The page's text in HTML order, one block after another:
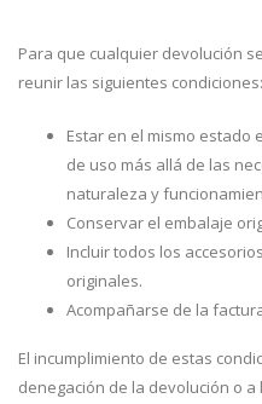
Para que cualquier devolución
reunir las siguientes condiciones:
Estar en el mismo estado
de uso más allá de las
naturaleza y
Conservar el embalaje
Incluir todos los
originales.
Acompañarse de la
El incumplimiento de estas
denegación de la devolución o